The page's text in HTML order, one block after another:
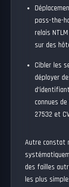
pass-the-
relais
sur des
Cibler les
déployer
connues
27532 et
Autre constat
des failles
les plus